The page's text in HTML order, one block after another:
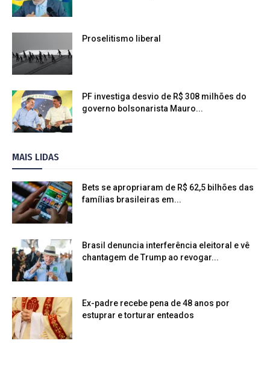
Proselitismo liberal
PF investiga desvio de R$ 308 milhões do
governo bolsonarista Mauro...
MAIS LIDAS
Bets se apropriaram de R$ 62,5 bilhões das
famílias brasileiras em...
Brasil denuncia interferência eleitoral e vê
chantagem de Trump ao revogar...
Ex-padre recebe pena de 48 anos por
estuprar e torturar enteados